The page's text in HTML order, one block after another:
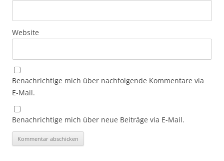
Website
Benachrichtige mich über nachfolgende Kommentare via
E-Mail.
Benachrichtige mich über neue Beiträge via E-Mail.